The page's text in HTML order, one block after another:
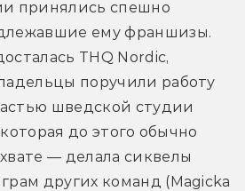
принялись спешно
ему франшизы.
THQ Nordic,
поручили работу
шведской студии
до этого обычно
— делала сиквелы
других команд (Magicka